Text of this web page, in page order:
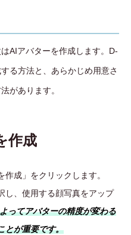
AIアバターを作成します。D-
る方法と、あらかじめ用意さ
があります。
作成
成」をクリックします。
し、使用する顔写真をアップ
ってアバターの精度が変わる
とが重要です。